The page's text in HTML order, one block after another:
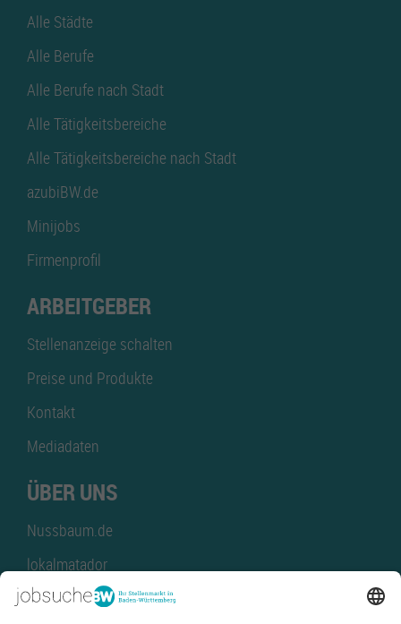
Alle Städte
Alle Berufe
Alle Berufe nach Stadt
Alle Tätigkeitsbereiche
Alle Tätigkeitsbereiche nach Stadt
azubiBW.de
Minijobs
Firmenprofil
ARBEITGEBER
Stellenanzeige schalten
Preise und Produkte
Kontakt
Mediadaten
ÜBER UNS
Nussbaum.de
lokalmatador
kaufinBW